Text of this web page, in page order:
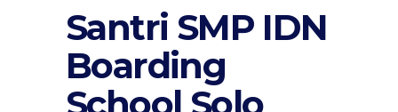
Santri SMP IDN
Boarding